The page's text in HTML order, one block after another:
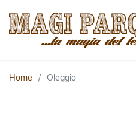
Home Oleggio